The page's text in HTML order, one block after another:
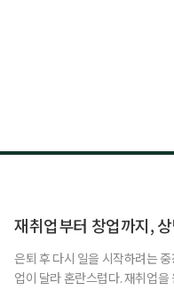
재취업부터 창업까지,
은퇴 후 다시 일을 시작하려는
업이 달라 혼란스럽다. 재취업